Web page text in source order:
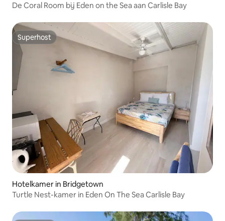
De Coral Room bij Eden on the Sea aan Carlisle Bay
Superhost
Superhost
Hotelkamer in Bridgetown
Turtle Nest-kamer in Eden On The Sea Carlisle Bay